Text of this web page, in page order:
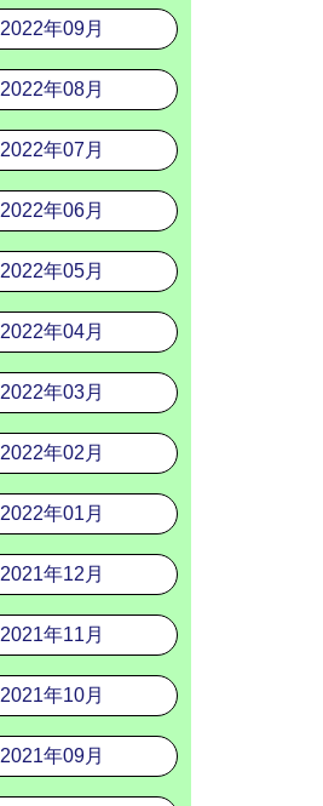
2022年09月
2022年08月
2022年07月
2022年06月
2022年05月
2022年04月
2022年03月
2022年02月
2022年01月
2021年12月
2021年11月
2021年10月
2021年09月